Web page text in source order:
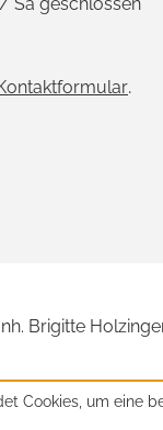
.
Brigitte
Cookies, um eine